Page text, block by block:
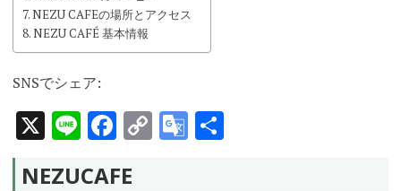
NEZU CAFEの場所とアクセス
NEZU CAFÉ 基本情報
SNSでシェア:
X LineFacebook
CopyGoogle
共
NEZUCAFE